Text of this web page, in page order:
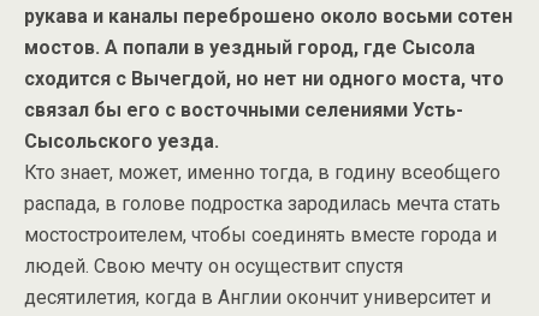
рукава и каналы переброшено около восьми сотен
мостов. А попали в уездный город, где Сысола
сходится с Вычегдой, но нет ни одного моста, что
связал бы его с восточными селениями Усть-
Сысольского уезда.
Кто знает, может, именно тогда, в годину всеобщего
распада, в голове подростка зародилась мечта стать
мостостроителем, чтобы соединять вместе города и
людей. Свою мечту он осуществит спустя
десятилетия, когда в Англии окончит университет и